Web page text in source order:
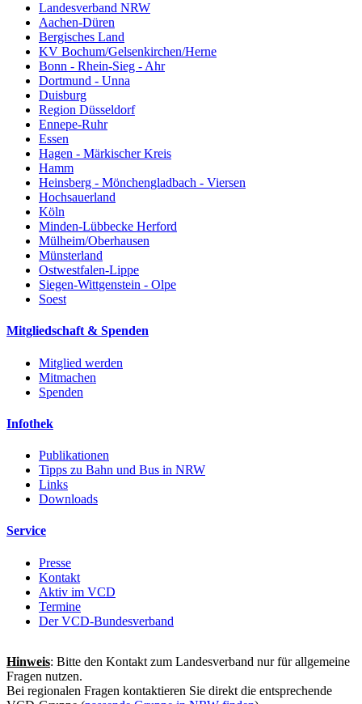
Landesverband NRW
Aachen-Düren
Bergisches Land
KV Bochum/Gelsenkirchen/Herne
Bonn - Rhein-Sieg - Ahr
Dortmund - Unna
Duisburg
Region Düsseldorf
Ennepe-Ruhr
Essen
Hagen - Märkischer Kreis
Hamm
Heinsberg - Mönchengladbach - Viersen
Hochsauerland
Köln
Minden-Lübbecke Herford
Mülheim/Oberhausen
Münsterland
Ostwestfalen-Lippe
Siegen-Wittgenstein - Olpe
Soest
Mitgliedschaft & Spenden
Mitglied werden
Mitmachen
Spenden
Infothek
Publikationen
Tipps zu Bahn und Bus in NRW
Links
Downloads
Service
Presse
Kontakt
Aktiv im VCD
Termine
Der VCD-Bundesverband
Hinweis: Bitte den Kontakt zum Landesverband nur für allgemeine
Fragen nutzen.
Bei regionalen Fragen kontaktieren Sie direkt die entsprechende